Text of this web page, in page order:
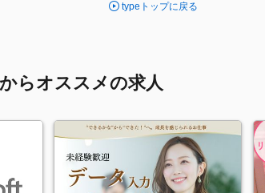
typeトップに戻る
らオススメの求人